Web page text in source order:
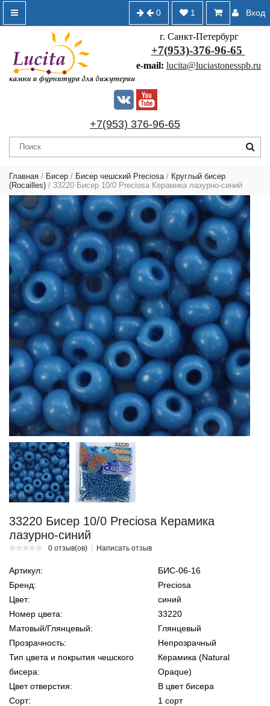
Вход
1
0
г. Санкт-Петербург
+7(953)-376-96-65
e-mail: lucita@luciastonesspb.ru
+7(953) 376-96-65
Главная / Бисер / Бисер чешский Preciosa / Круглый бисер
(Rocailles) / 33220 Бисер 10/0 Preciosa Керамика лазурно-синий
33220 Бисер 10/0 Preciosa Керамика
лазурно-синий
0 отзыв(ов) Написать отзыв
Артикул:
БИС-06-16
Бренд:
Preciosa
Цвет:
синий
Номер цвета:
33220
Матовый/Глянцевый:
Глянцевый
Прозрачность:
Непрозрачный
Тип цвета и покрытия чешского
бисера:
Керамика (Natural
Opaque)
Цвет отверстия:
В цвет бисера
Сорт:
1 сорт